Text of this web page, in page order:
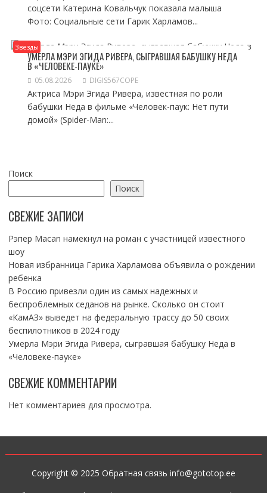
соцсети Катерина Ковальчук показала малыша
Фото: Социальные сети Гарик Харламов...
Звезды
УМЕРЛА МЭРИ ЭГИДА РИВЕРА, СЫГРАВШАЯ БАБУШКУ НЕДА
В «ЧЕЛОВЕКЕ-ПАУКЕ»
05.08.2026 DIGIS567COPE
Актриса Мэри Эгида Ривера, известная по роли
бабушки Неда в фильме «Человек-паук: Нет пути
домой» (Spider-Man:...
Поиск
Поиск
СВЕЖИЕ ЗАПИСИ
Рэпер Macan намекнул на роман с участницей известного
шоу
Новая избранница Гарика Харламова объявила о рождении
ребенка
В Россию привезли один из самых надежных и
беспроблемных седанов на рынке. Сколько он стоит
«КамАЗ» выведет на федеральную трассу до 50 своих
беспилотников в 2024 году
Умерла Мэри Эгида Ривера, сыгравшая бабушку Неда в
«Человеке-пауке»
СВЕЖИЕ КОММЕНТАРИИ
Нет комментариев для просмотра.
Copyright © 2025 Обратная связь info@gototop.ee